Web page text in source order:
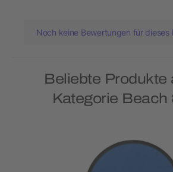
Noch keine Bewertungen für dieses
Beliebte Produkte
Kategorie Beach